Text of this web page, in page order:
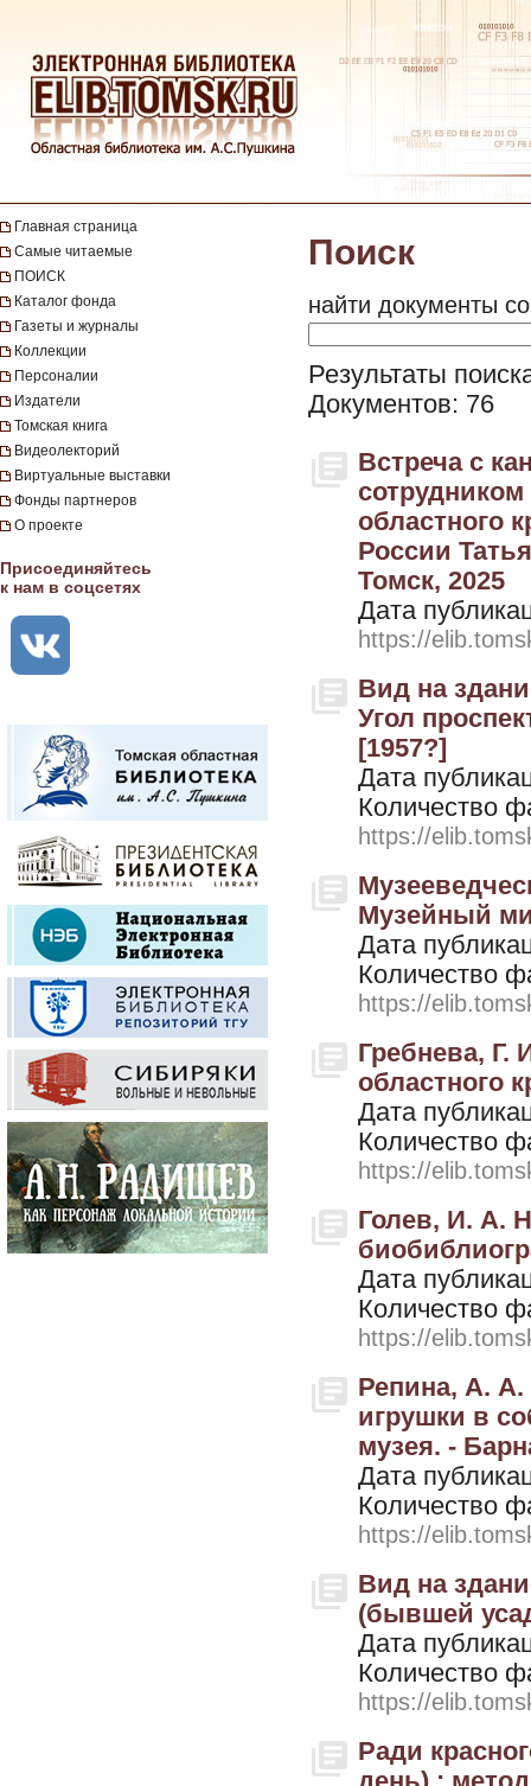
Главная страница
Самые читаемые
ПОИСК
Каталог фонда
Газеты и журналы
Коллекции
Персоналии
Издатели
Томская книга
Видеолекторий
Виртуальные выставки
Фонды партнеров
О проекте
Присоединяйтесь
к нам в соцсетях
Поиск
найти документы
Результаты
Документов: 76
Встреча с
областного
России
Томск, 2025
Дата
https://
Вид на
Угол
[1957?]
Дата
Количество
https://
Музейный
Дата
Количество
https://
Гребнева, Г.
областного
Дата
Количество
https://
Голев, И. А.
Дата
Количество
https://
Репина, А. А.
игрушки в
музея. -
Дата
Количество
https://
Вид на
(бывшей
Дата
Количество
https://
Ради